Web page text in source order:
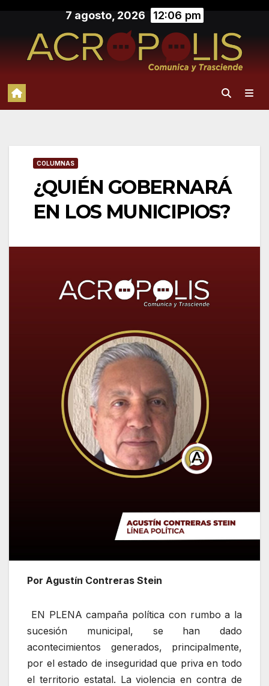
contenido
7 agosto, 2026 12:06 pm
COLUMNAS
¿QUIÉN GOBERNARÁ
EN LOS MUNICIPIOS?
Por Agustín Contreras Stein
EN PLENA campaña política con rumbo a la
sucesión municipal, se han dado
acontecimientos generados, principalmente,
por el estado de inseguridad que priva en todo
el territorio estatal. La violencia en contra de